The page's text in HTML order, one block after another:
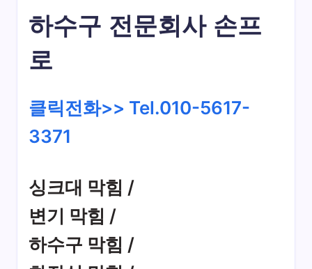
하수구 전문회사 손프
로
클릭전화>> Tel.010-5617-
3371
싱크대 막힘 /
변기 막힘 /
하수구 막힘 /